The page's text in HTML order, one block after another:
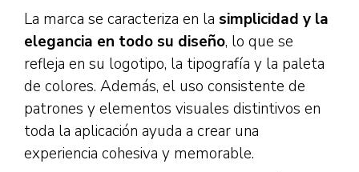
La marca se caracteriza en la simplicidad y la
elegancia en todo su diseño, lo que se
refleja en su logotipo, la tipografía y la paleta
de colores. Además, el uso consistente de
patrones y elementos visuales distintivos en
toda la aplicación ayuda a crear una
experiencia cohesiva y memorable.